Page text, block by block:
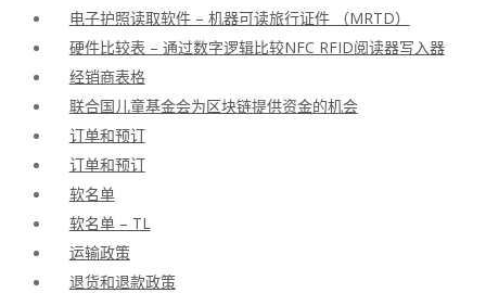
电子护照读取软件 – 机器可读旅行证件 （MRTD）
硬件比较表 – 通过数字逻辑比较NFC RFID阅读器写入器
经销商表格
联合国儿童基金会为区块链提供资金的机会
订单和预订
订单和预订
软名单
软名单 – TL
运输政策
退货和退款政策